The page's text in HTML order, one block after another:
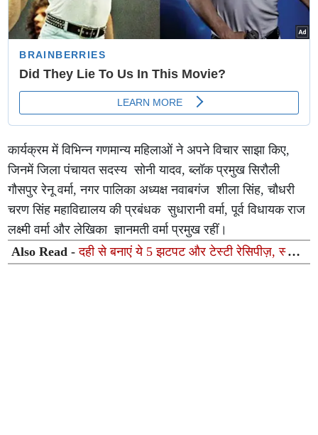
कार्यक्रम में विभिन्न गणमान्य महिलाओं ने अपने विचार साझा किए,
जिनमें जिला पंचायत सदस्य सोनी यादव, ब्लॉक प्रमुख सिरौली
गौसपुर रेनू वर्मा, नगर पालिका अध्यक्ष नवाबगंज शीला सिंह, चौधरी
चरण सिंह महाविद्यालय की प्रबंधक सुधारानी वर्मा, पूर्व विधायक राज
लक्ष्मी वर्मा और लेखिका ज्ञानमती वर्मा प्रमुख रहीं।
Also Read -दही से बनाएं ये 5 झटपट और टेस्टी रेसिपीज़, स्वाद
के साथ मिलेगा भरपूर न्यूट्रिशन